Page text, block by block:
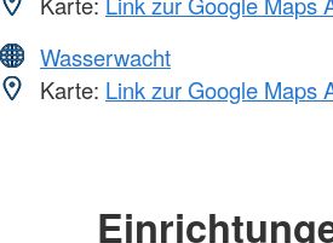
Wasserwacht
Karte: Link zur Google Maps